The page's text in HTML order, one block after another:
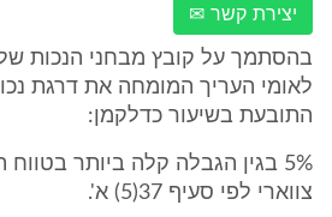
יצירת קשר ✉
בהסתמך על קובץ מבחני הנכות
לאומי העריך המומחה את דרגת
התובעת בשיעור כדלקמן:
5% בגין הגבלה קלה ביותר
צווארי לפי סעיף 37(5) א'.